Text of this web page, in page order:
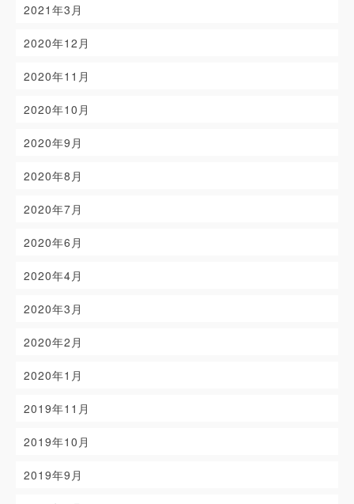
2021年3月
2020年12月
2020年11月
2020年10月
2020年9月
2020年8月
2020年7月
2020年6月
2020年4月
2020年3月
2020年2月
2020年1月
2019年11月
2019年10月
2019年9月